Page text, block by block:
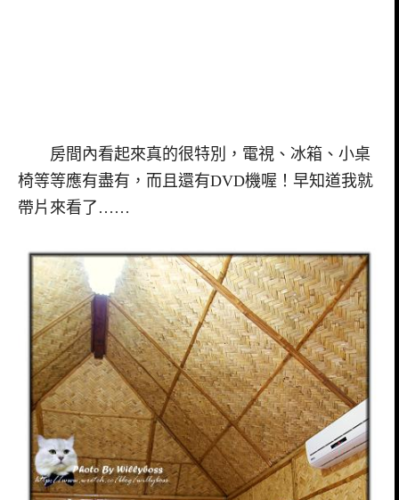
房間內看起來真的很特別，電視、冰箱、小桌
椅等等應有盡有，而且還有DVD機喔！早知道我就
帶片來看了……